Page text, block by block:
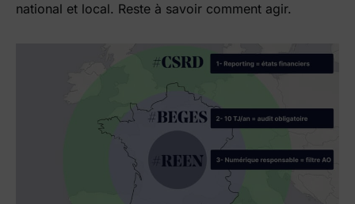
national et local. Reste à savoir comment agir.